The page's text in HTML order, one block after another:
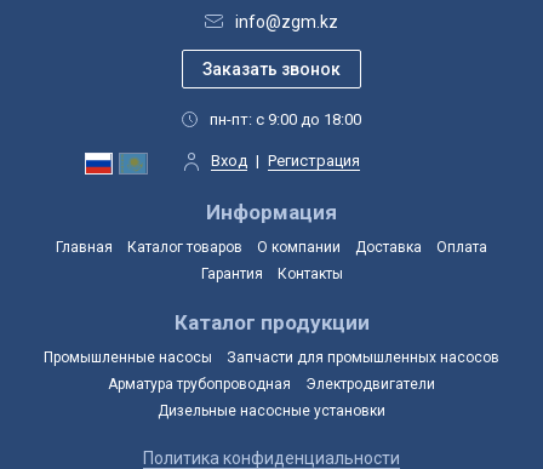
info@zgm.kz
пн-пт: с 9:00 до 18:00
Вход | Регистрация
Информация
Главная Каталог товаров О компании Доставка
Оплата
Гарантия
Контакты
Каталог продукции
Промышленные насосы
Запчасти для промышленных насосов
Арматура трубопроводная
Электродвигатели
Дизельные насосные установки
Политика конфиденциальности